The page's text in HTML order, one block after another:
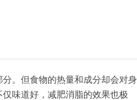
。但食物的热量和成分却会对身
味道好，减肥消脂的效果也极